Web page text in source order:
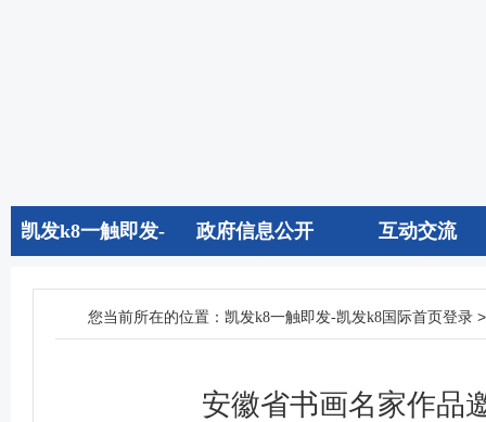
凯发k8一触即发-
录
政府信息公开 互动交流
您当前所在的位置： 凯发k8一触即发-凯发k8国际首页登录
安徽省书画名家作品